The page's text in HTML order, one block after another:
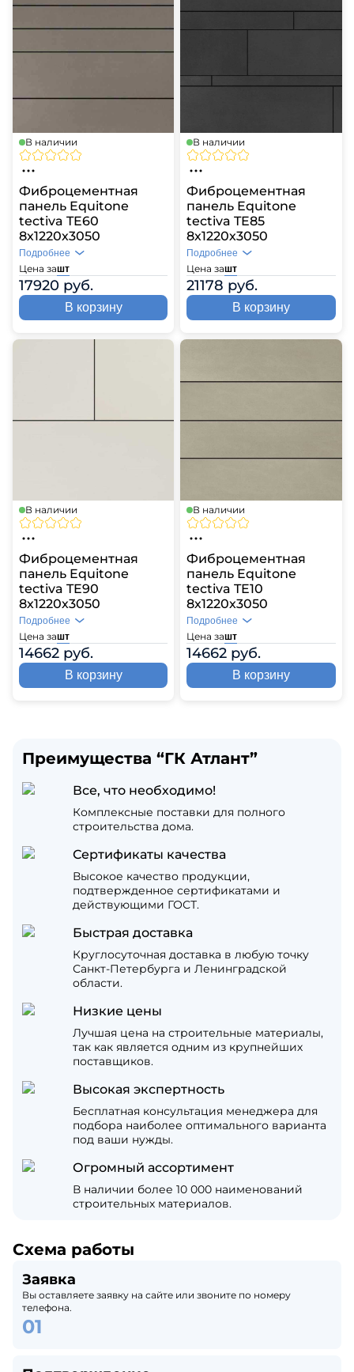
В наличии
Фиброцементная
панель Equitone
tectiva TE60
8х1220х3050
Цена зашт
17920 руб.
Подробнее
В корзину
В наличии
Фиброцементная
панель Equitone
tectiva TE85
8х1220х3050
Цена зашт
21178 руб.
Подробнее
В корзину
В наличии
Фиброцементная
панель Equitone
tectiva TE90
8х1220х3050
Цена зашт
14662 руб.
Подробнее
В корзину
В наличии
Фиброцементная
панель Equitone
tectiva TE10
8х1220х3050
Цена зашт
14662 руб.
Подробнее
В корзину
Преимущества “ГК Атлант”
Все, что необходимо!
Комплексные поставки для полного
строительства дома.
Сертификаты качества
Высокое качество продукции,
подтвержденное сертификатами и
действующими ГОСТ.
Быстрая доставка
Круглосуточная доставка в любую точку
Санкт-Петербурга и Ленинградской
области.
Низкие цены
Лучшая цена на строительные материалы,
так как является одним из крупнейших
поставщиков.
Высокая экспертность
Бесплатная консультация менеджера для
подбора наиболее оптимального варианта
под ваши нужды.
Огромный ассортимент
В наличии более 10 000 наименований
строительных материалов.
Схема работы
Заявка
Вы оставляете заявку на сайте или звоните по номеру
телефона.